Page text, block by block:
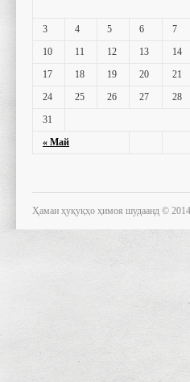
« Май
3
4 5 6 7
10
11 12 13 14
17
18 19 20 21
24
25 26 27 28
31
Ҳамаи ҳуқуқҳо ҳимоя шудаанд ©